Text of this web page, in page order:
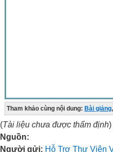
Tham khảo cùng nội dung: Bài giảng,
(Tài liệu chưa được thẩm định)
Nguồn:
Người gửi: Hỗ Trợ Thư Viện